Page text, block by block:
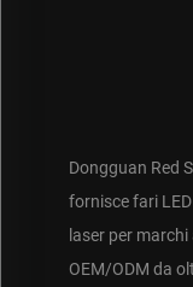
Dongguan Red
fornisce fari
laser per
OEM/ODM da